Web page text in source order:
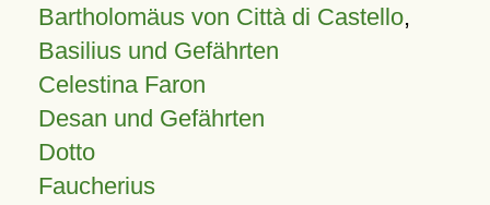
Bartholomäus von Città di Castello,
Basilius und Gefährten
Celestina Faron
Desan und Gefährten
Dotto
Faucherius